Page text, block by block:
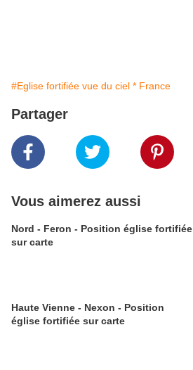
#Eglise fortifiée vue du ciel * France
Partager
Vous aimerez aussi
Nord - Feron - Position église fortifiée
sur carte
Haute Vienne - Nexon - Position
église fortifiée sur carte